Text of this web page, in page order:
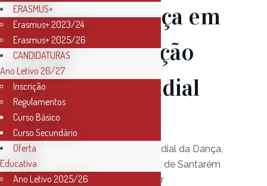
(Vídeo-Dança em
Comemoração
do Dia Mundial
da Dança)
No dia 29 de abril, Dia Mundial da Dança,
o Conservatório de Música de Santarém
tem o prazer de apresentar
ERASMUS+
Erasmus+ 2023/24
Erasmus+ 2025/26
CANDIDATURAS
Ano Letivo 26/27
Inscrição
Regulamentos
Curso Básico
Curso Secundário
Oferta
Educativa
Ano Letivo 2025/26